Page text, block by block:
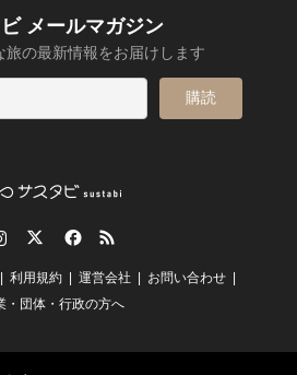
メールマガジン
旅の最新情報をお届けします
利用規約 運営会社
お問い合わせ
・団体・行政の方へ